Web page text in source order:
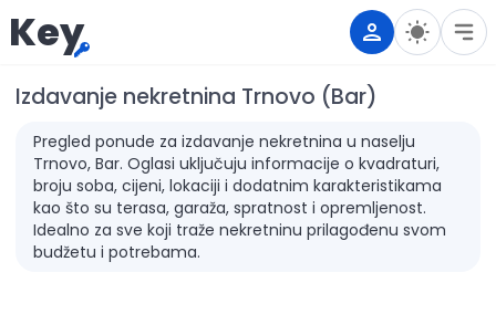
Key
Izdavanje nekretnina Trnovo (Bar)
Pregled ponude za izdavanje nekretnina u naselju
Trnovo, Bar. Oglasi uključuju informacije o kvadraturi,
broju soba, cijeni, lokaciji i dodatnim karakteristikama
kao što su terasa, garaža, spratnost i opremljenost.
Idealno za sve koji traže nekretninu prilagođenu svom
budžetu i potrebama.